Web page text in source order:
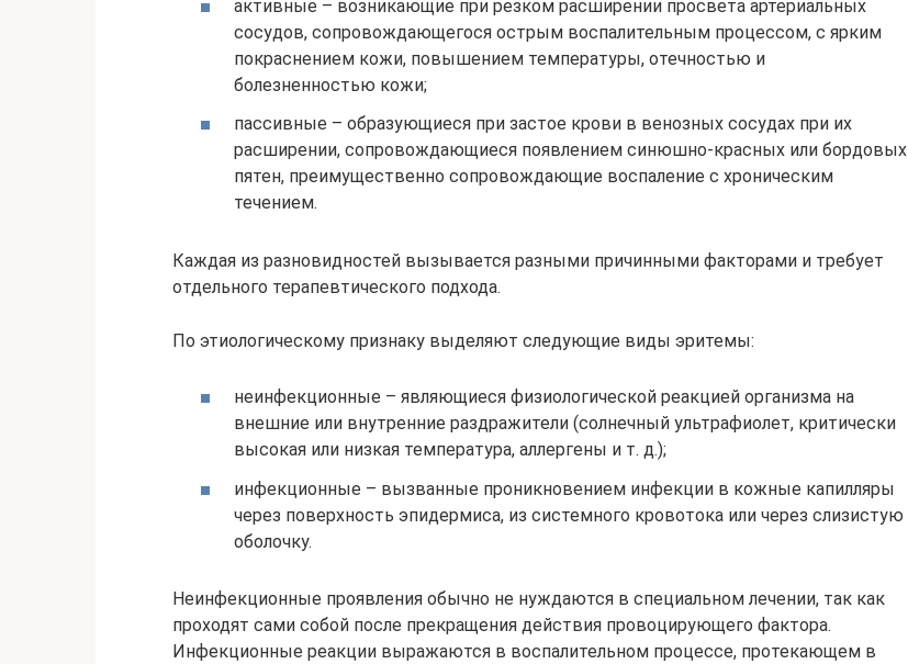
активные – возникающие при резком расширении просвета артериальных
сосудов, сопровождающегося острым воспалительным процессом, с ярким
покраснением кожи, повышением температуры, отечностью и
болезненностью кожи;
пассивные – образующиеся при застое крови в венозных сосудах при их
расширении, сопровождающиеся появлением синюшно-красных или бордовых
пятен, преимущественно сопровождающие воспаление с хроническим
течением.
Каждая из разновидностей вызывается разными причинными факторами и требует
отдельного терапевтического подхода.
По этиологическому признаку выделяют следующие виды эритемы:
неинфекционные – являющиеся физиологической реакцией организма на
внешние или внутренние раздражители (солнечный ультрафиолет, критически
высокая или низкая температура, аллергены и т. д.);
инфекционные – вызванные проникновением инфекции в кожные капилляры
через поверхность эпидермиса, из системного кровотока или через слизистую
оболочку.
Неинфекционные проявления обычно не нуждаются в специальном лечении, так как
проходят сами собой после прекращения действия провоцирующего фактора.
Инфекционные реакции выражаются в воспалительном процессе, протекающем в